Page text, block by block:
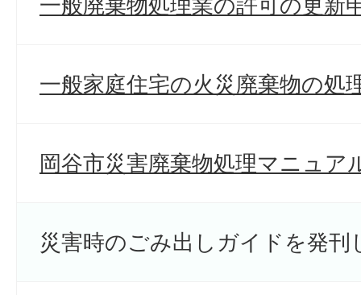
一般家庭住宅の火災廃棄物の処
岡谷市災害廃棄物処理マニュア
災害時のごみ出しガイドを発刊